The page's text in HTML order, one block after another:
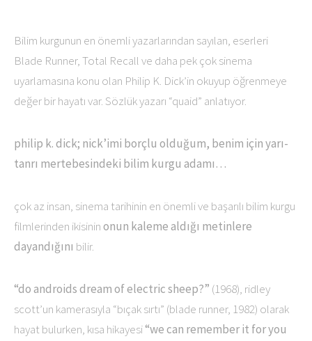
Bilim kurgunun en önemli yazarlarından sayılan, eserleri
Blade Runner, Total Recall ve daha pek çok sinema
uyarlamasına konu olan Philip K. Dick’in okuyup öğrenmeye
değer bir hayatı var. Sözlük yazarı “quaid” anlatıyor.
philip k. dick; nick’imi borçlu olduğum, benim için yarı-
tanrı mertebesindeki bilim kurgu adamı…
çok az insan, sinema tarihinin en önemli ve başarılı bilim kurgu
filmlerinden ikisininonun kaleme aldığı metinlere
dayandığını bilir.
“do androids dream of electric sheep?” (1968), ridley
scott’un kamerasıyla “bıçak sırtı” (blade runner, 1982) olarak
hayat bulurken, kısa hikayesi“we can remember it for you